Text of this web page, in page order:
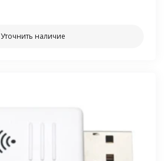
Уточнить наличие